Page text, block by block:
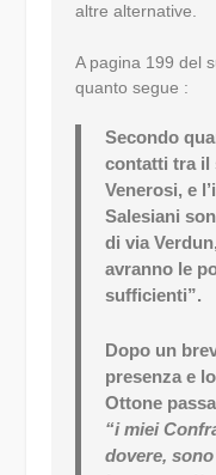
altre alternative.
A pagina 199 del
quanto segue :
Secondo
contatti tra il
Venerosi, e
Salesiani
di via
avranno le
sufficienti”.
Dopo un
presenza e
Ottone
“i miei
dovere,